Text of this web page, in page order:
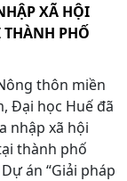
XÃ HỘI
PHỐ
thôn miền
Đại học Huế đã
nhập xã hội
thành phố
án “Giải pháp